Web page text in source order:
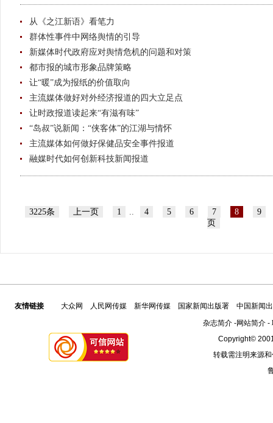
从《之江新语》看笔力
群体性事件中网络舆情的引导
新媒体时代政府应对舆情危机的问题和对策
都市报的城市形象品牌策略
让“暖”成为报纸的价值取向
主流媒体做好对外经济报道的四大立足点
让时政报道读起来“有滋有味”
“岛叔”说新闻：“侠客体”的江湖与情怀
主流媒体如何做好保健品安全事件报道
融媒时代如何创新科技新闻报道
3225条 上一页 1 .. 4 5 6 7 8
9
页
友情链接 大众网 人民网传媒 新华网传媒 国家新闻出版署
中国新闻
杂志简介-网站简介-
Copyright©
转载需注明来源